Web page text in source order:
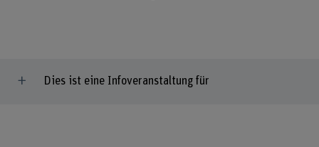
Dies ist eine Infoveranstaltung für